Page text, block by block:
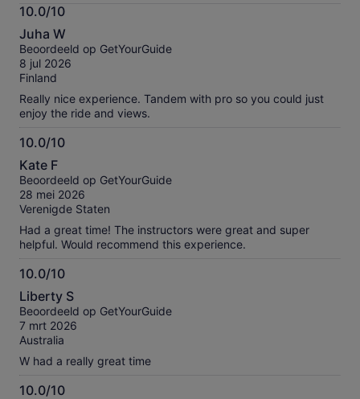
Meer
informatie
over
onze
geverifieerde
beoordelingen
10.0/10
10.0
van
10
Juha W
Beoordeeld op GetYourGuide
8 jul 2026
Finland
Really nice experience. Tandem with pro so you could just
enjoy the ride and views.
10.0/10
10.0
van
10
Kate F
Beoordeeld op GetYourGuide
28 mei 2026
Verenigde Staten
Had a great time! The instructors were great and super
helpful. Would recommend this experience.
10.0/10
10.0
van
10
Liberty S
Beoordeeld op GetYourGuide
7 mrt 2026
Australia
W had a really great time
10.0/10